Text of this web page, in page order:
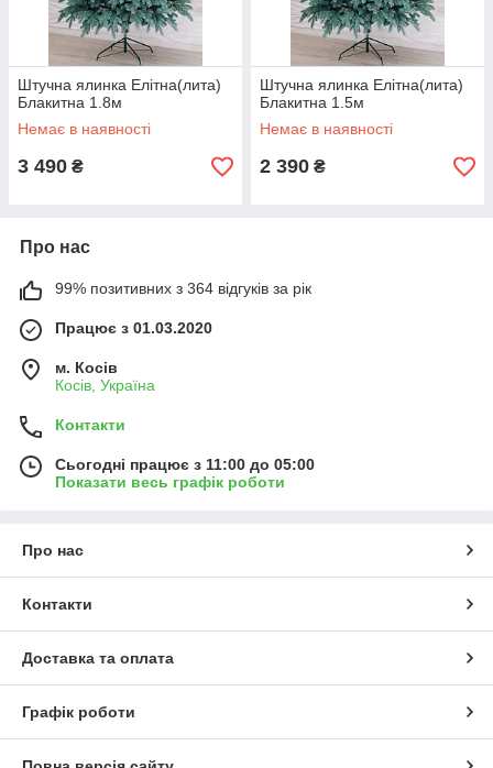
Штучна ялинка Елітна(лита)
Блакитна 1.8м
Немає в наявності
3 490 ₴
Штучна ялинка Елітна(лита)
Блакитна 1.5м
Немає в наявності
2 390 ₴
Про нас
99% позитивних з 364 відгуків за рік
Працює з 01.03.2020
м. Косів
Косів, Україна
Контакти
Сьогодні працює з 11:00 до 05:00
Показати весь графік роботи
Про нас
Контакти
Доставка та оплата
Графік роботи